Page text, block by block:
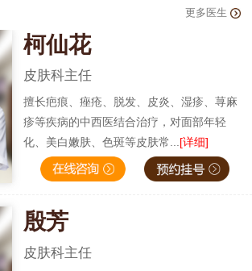
更多医生
柯仙花
皮肤科主任
擅长疤痕、痤疮、脱发、皮炎、湿疹、荨麻
疹等疾病的中西医结合治疗，对面部年轻
化、美白嫩肤、色斑等皮肤常... [详细]
殷芳
皮肤科主任